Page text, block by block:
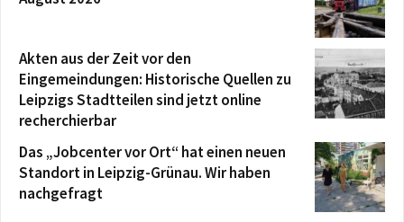
Akten aus der Zeit vor den
Eingemeindungen: Historische Quellen zu
Leipzigs Stadtteilen sind jetzt online
recherchierbar
Das „Jobcenter vor Ort“ hat einen neuen
Standort in Leipzig-Grünau. Wir haben
nachgefragt